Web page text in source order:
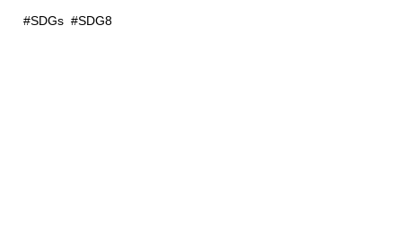
#SDGs #SDG8